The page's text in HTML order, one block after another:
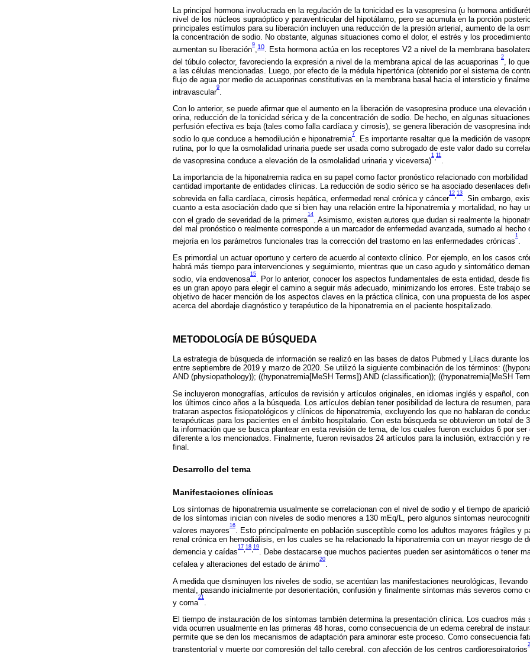
La principal hormona involucrada en la regulación de la tonicidad es la vasopresina (u hormona
nivel de los núcleos supraóptico y paraventricular del hipotálamo, pero se acumula en la porción
principales estímulos para su liberación incluyen una reducción de la presión arterial, aumento de la
la concentración de sodio. No obstante, algunas situaciones como el dolor, el estrés y los
aumentan su liberación
9
,10. Esta hormona actúa en los receptores V2 a nivel de la membrana
del túbulo colector, favoreciendo la expresión a nivel de la membrana apical de las acuaporinas
2
, lo
a las células mencionadas. Luego, por efecto de la médula hipertónica (obtenido por el sistema de
flujo de agua por medio de acuaporinas constitutivas en la membrana basal hacia el intersticio y
intravascular
9
.
Con lo anterior, se puede afirmar que el aumento en la liberación de vasopresina produce una
orina, reducción de la tonicidad sérica y de la concentración de sodio. De hecho, en algunas
perfusión efectiva es baja (tales como falla cardíaca y cirrosis), se genera liberación de vasopresina
sodio lo que conduce a hemodilución e hiponatremia
7
. Es importante resaltar que la medición de
rutina, por lo que la osmolalidad urinaria puede ser usada como subrogado de este valor dado su
de vasopresina conduce a elevación de la osmolalidad urinaria y viceversa)
1 11
La importancia de la hiponatremia radica en su papel como factor pronóstico relacionado con
cantidad importante de entidades clínicas. La reducción de sodio sérico se ha asociado desenlaces
sobrevida en falla cardíaca, cirrosis hepática, enfermedad renal crónica y cáncer
12 13
. Sin embargo,
cuanto a esta asociación dado que si bien hay una relación entre la hiponatremia y mortalidad, no hay
con el grado de severidad de la primera
14
. Asimismo, existen autores que dudan si realmente la
del mal pronóstico o realmente corresponde a un marcador de enfermedad avanzada, sumado al hecho
mejoría en los parámetros funcionales tras la corrección del trastorno en las enfermedades crónicas
1
Es primordial un actuar oportuno y certero de acuerdo al contexto clínico. Por ejemplo, en los casos
habrá más tiempo para intervenciones y seguimiento, mientras que un caso agudo y sintomático
sodio, vía endovenosa
15
. Por lo anterior, conocer los aspectos fundamentales de esta entidad, desde
es un gran apoyo para elegir el camino a seguir más adecuado, minimizando los errores. Este trabajo
objetivo de hacer mención de los aspectos claves en la práctica clínica, con una propuesta de los
acerca del abordaje diagnóstico y terapéutico de la hiponatremia en el paciente hospitalizado.
METODOLOGÍA DE BÚSQUEDA
La estrategia de búsqueda de información se realizó en las bases de datos Pubmed y Lilacs durante
entre septiembre de 2019 y marzo de 2020. Se utilizó la siguiente combinación de los términos:
AND (physiopathology)); ((hyponatremia[MeSH Terms]) AND (classification)); ((hyponatremia[MeSH
Se incluyeron monografías, artículos de revisión y artículos originales, en idiomas inglés y español,
los últimos cinco años a la búsqueda. Los artículos debían tener posibilidad de lectura de resumen,
trataran aspectos fisiopatológicos y clínicos de hiponatremia, excluyendo los que no hablaran de
terapéuticas para los pacientes en el ámbito hospitalario. Con esta búsqueda se obtuvieron un total de
la información que se busca plantear en esta revisión de tema, de los cuales fueron excluidos 6 por ser
diferente a los mencionados. Finalmente, fueron revisados 24 artículos para la inclusión, extracción y
final.
Desarrollo del tema
Manifestaciones clínicas
Los síntomas de hiponatremia usualmente se correlacionan con el nivel de sodio y el tiempo de
de los síntomas inician con niveles de sodio menores a 130 mEq/L, pero algunos síntomas
valores mayores
16
. Esto principalmente en población susceptible como los adultos mayores frágiles y
renal crónica en hemodiálisis, en los cuales se ha relacionado la hiponatremia con un mayor riesgo de
demencia y caídas
17 18 19
. Debe destacarse que muchos pacientes pueden ser asintomáticos o tener
cefalea y alteraciones del estado de ánimo
20
.
A medida que disminuyen los niveles de sodio, se acentúan las manifestaciones neurológicas,
mental, pasando inicialmente por desorientación, confusión y finalmente síntomas más severos como
y coma
21
El tiempo de instauración de los síntomas también determina la presentación clínica. Los cuadros más
vida ocurren usualmente en las primeras 48 horas, como consecuencia de un edema cerebral de
permite que se den los mecanismos de adaptación para aminorar este proceso. Como consecuencia
transtentorial y muerte por compresión del tallo cerebral, con afección de los centros cardiorespiratorios